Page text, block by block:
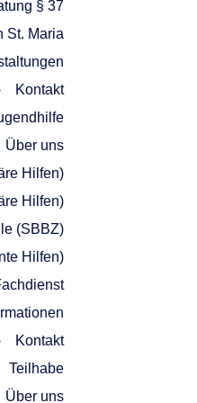
§ 37
St. Maria
Kontakt
Über uns
Hilfen)
Hilfen)
(SBBZ)
Hilfen)
Kontakt
Teilhabe
Über uns